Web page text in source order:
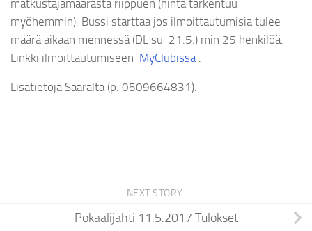
matkustajamäärästä riippuen (hinta tarkentuu
myöhemmin). Bussi starttaa jos ilmoittautumisia tulee
määrä aikaan mennessä (DL su 21.5.) min 25 henkilöä.
Linkki ilmoittautumiseen MyClubissa
Lisätietoja Saaralta (p. 0509664831).
NEXT STORY
Pokaalijahti 11.5.2017 Tulokset